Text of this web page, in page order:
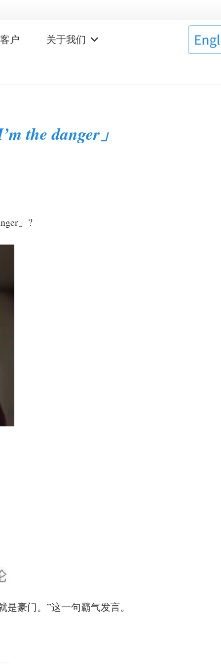
户 关于我们
the danger」
」?
豪门。”这一句霸气发言。